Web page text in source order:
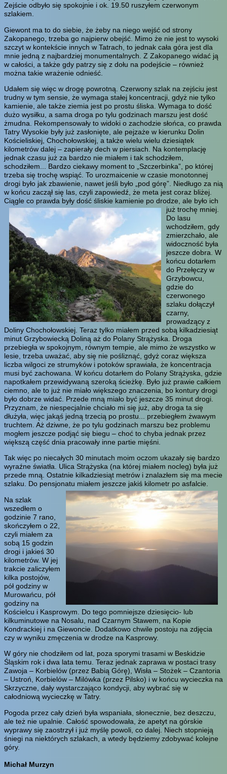
Zejście odbyło się spokojnie i ok. 19.50 ruszyłem czerwonym
szlakiem.
Giewont ma to do siebie, że żeby na niego wejść od strony
Zakopanego, trzeba go najpierw obejść. Mimo że nie jest to wysoki
szczyt w kontekście innych w Tatrach, to jednak cała góra jest dla
mnie jedną z najbardziej monumentalnych. Z Zakopanego widać ją
w całości, a także gdy patrzy się z dołu na podejście – również
można takie wrażenie odnieść.
Udałem się więc w drogę powrotną. Czerwony szlak na zejściu jest
trudny w tym sensie, że wymaga stałej koncentracji, gdyż nie tylko
kamienie, ale także ziemia jest po prostu śliska. Wymaga to dość
dużo wysiłku, a sama droga po tylu godzinach marszu jest dość
żmudna. Rekompensowały to widoki o zachodzie słońca, co prawda
Tatry Wysokie były już zasłonięte, ale pejzaże w kierunku Dolin
Kościeliskiej, Chochołowskiej, a także wielu wielu dziesiątek
kilometrów dalej – zapierały dech w piersiach. Na kontemplację
jednak czasu już za bardzo nie miałem i tak schodziłem,
schodziłem... Bardzo ciekawy moment to „Szczerbinka”, po której
trzeba się trochę wspiąć. To urozmaicenie w czasie monotonnej
drogi było jak zbawienie, nawet jeśli było „pod górę”. Niedługo za nią
w końcu zaczął się las, czyli zapowiedź, że meta jest coraz bliżej.
Ciągle co prawda były dość śliskie kamienie po drodze, ale było ich
już trochę mniej.
Do lasu
wchodziłem, gdy
zmierzchało, ale
widoczność była
jeszcze dobra. W
końcu dotarłem
do Przełęczy w
Grzybowcu,
gdzie do
czerwonego
szlaku dołączył
czarny,
prowadzący z
Doliny Chochołowskiej. Teraz tylko miałem przed sobą kilkadziesiąt
minut Grzybowiecką Doliną aż do Polany Strążyska. Droga
przebiegła w spokojnym, równym tempie, ale mimo że wszystko w
lesie, trzeba uważać, aby się nie pośliznąć, gdyż coraz większa
liczba wilgoci ze strumyków i potoków sprawiała, że koncentracja
musi być zachowana. W końcu dotarłem do Polany Strążyska, gdzie
napotkałem przewidywaną szeroką ścieżkę. Było już prawie całkiem
ciemno, ale to już nie miało większego znaczenia, bo kontury drogi
było dobrze widać. Przede mną miało być jeszcze 35 minut drogi.
Przyznam, że niespecjalnie chciało mi się już, aby droga ta się
dłużyła, więc jakąś jedną trzecią po prostu... przebiegłem żwawym
truchtem. Aż dziwne, że po tylu godzinach marszu bez problemu
mogłem jeszcze podjąć się biegu – choć to chyba jednak przez
większą część dnia pracowały inne partie mięśni.
Tak więc po niecałych 30 minutach moim oczom ukazały się bardzo
wyraźne światła. Ulica Strążyska (na której miałem nocleg) była już
przede mną. Ostatnie kilkadziesiąt metrów i znalazłem się ma mecie
szlaku. Do pensjonatu miałem jeszcze jakiś kilometr po asfalcie.
Na szlak
wszedłem o
godzinie 7 rano,
skończyłem o 22,
czyli miałem za
sobą 15 godzin
drogi i jakieś 30
kilometrów. W jej
trakcie zaliczyłem
kilka postojów,
pół godziny w
Murowańcu, pół
godziny na
Kościelcu i Kasprowym. Do tego pomniejsze dziesięcio- lub
kilkuminutowe na Nosalu, nad Czarnym Stawem, na Kopie
Kondrackiej i na Giewoncie. Dodatkowo chwile postoju na zdjęcia
czy w wyniku zmęczenia w drodze na Kasprowy.
W góry nie chodziłem od lat, poza sporymi trasami w Beskidzie
Śląskim rok i dwa lata temu. Teraz jednak zaprawa w postaci trasy
Zawoja – Korbielów (przez Babią Górę), Wisła – Stożek – Czantoria
– Ustroń, Korbielów – Milówka (przez Pilsko) i w końcu wycieczka na
Skrzyczne, dały wystarczająco kondycji, aby wybrać się w
całodniową wycieczkę w Tatry.
Pogoda przez cały dzień była wspaniała, słonecznie, bez deszczu,
ale też nie upalnie. Całość spowodowała, że apetyt na górskie
wyprawy się zaostrzył i już myślę powoli, co dalej. Niech stopnieją
śniegi na niektórych szlakach, a wtedy będziemy zdobywać kolejne
góry.
Michał Murzyn